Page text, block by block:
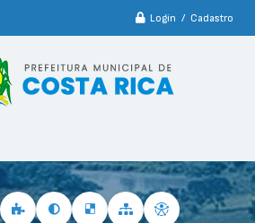
Login / Cadastro